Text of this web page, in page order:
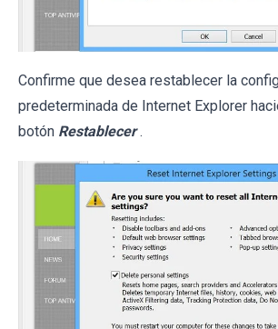
Confirme que desea restablecer la
predeterminada de Internet Explorer
botón Restablecer .